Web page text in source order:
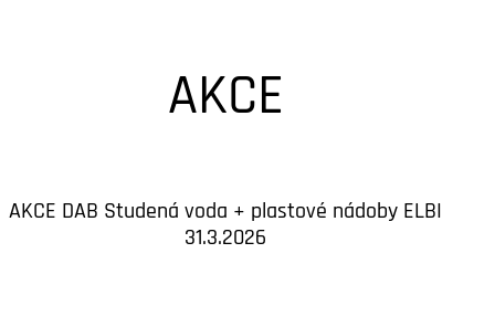
AKCE
AKCE DAB Studená voda + plastové nádoby ELBI
31.3.2026